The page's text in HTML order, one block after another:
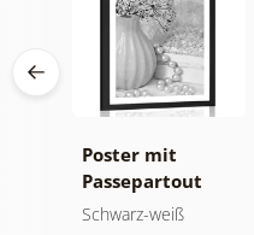
Poster mit
Passepartout
Luxuriöses
Schwarz-weiß